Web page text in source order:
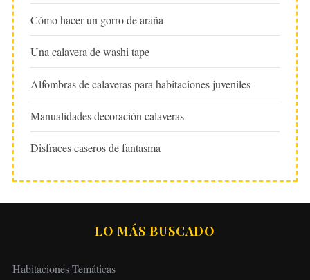
Cómo hacer un gorro de araña
Una calavera de washi tape
Alfombras de calaveras para habitaciones juveniles
Manualidades decoración calaveras
Disfraces caseros de fantasma
LO MÁS BUSCADO
Habitaciones Temáticas